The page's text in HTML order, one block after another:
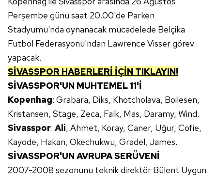
Perşembe günü saat 20.00'de Parken
Stadyumu'nda oynanacak mücadelede Belçika
Futbol Federasyonu'ndan Lawrence Visser görev
yapacak.
SİVASSPOR HABERLERİ İÇİN TIKLAYIN!
SİVASSPOR'UN MUHTEMEL 11'İ
Kopenhag: Grabara, Diks, Khotcholava, Boilesen,
Kristansen, Stage, Zeca, Falk, Mas, Daramy, Wind.
Sivasspor: Ali, Ahmet, Koray, Caner, Uğur, Cofie,
Kayode, Hakan, Okechukwu, Gradel, James.
SİVASSPOR'UN AVRUPA SERÜVENİ
2007-2008 sezonunu teknik direktör Bülent Uygun